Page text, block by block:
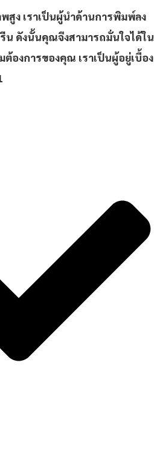
ง เราเป็นผู้นำด้านการพิมพ์ลง
ดังนั้นคุณจึงสามารถมั่นใจได้ใน
องการของคุณ เราเป็นผู้อยู่เบื้อง